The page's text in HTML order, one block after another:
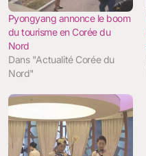
Pyongyang annonce le boom
du tourisme en Corée du
Nord
Dans "Actualité Corée du
Nord"